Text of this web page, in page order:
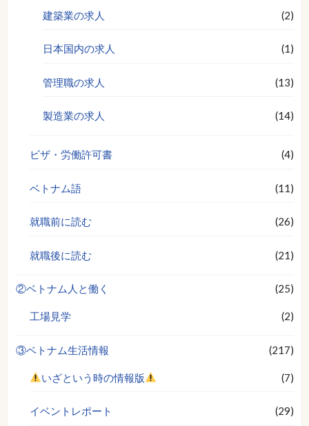
建築業の求人 (2)
日本国内の求人 (1)
管理職の求人 (13)
製造業の求人 (14)
ビザ・労働許可書 (4)
ベトナム語 (11)
就職前に読む (26)
就職後に読む (21)
②ベトナム人と働く (25)
工場見学 (2)
③ベトナム生活情報 (217)
いざという時の情報版 (7)
イベントレポート (29)